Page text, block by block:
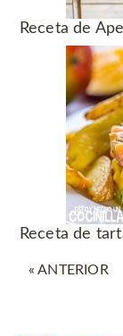
Receta de
Receta de
« ANTERIOR